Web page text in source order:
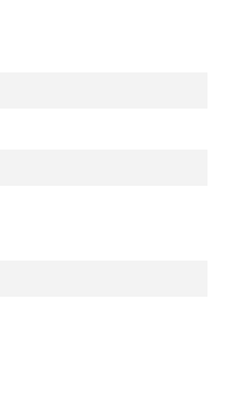
product'
van het product'
voltage'
Batterij voltage'
van naleving'van naleving'